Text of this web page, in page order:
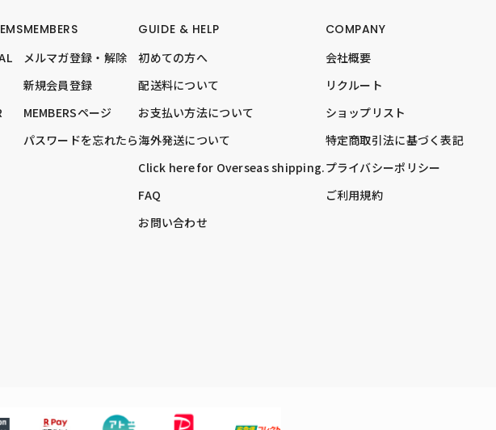
MEMBERS
メルマガ登録・解除
新規会員登録
MEMBERSページ
パスワードを忘れたら
GUIDE & HELP
初めての方へ
配送料について
お支払い方法について
海外発送について
Click here for Overseas shipping.
FAQ
お問い合わせ
COMPANY
会社概要
リクルート
ショップリスト
特定商取引法に基づく表記
プライバシーポリシー
ご利用規約